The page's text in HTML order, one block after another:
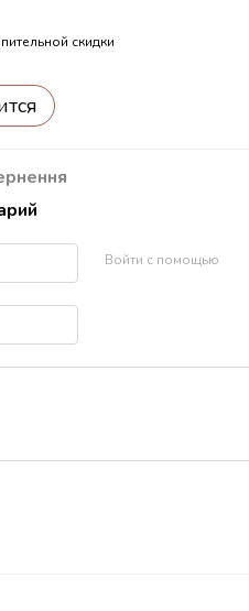
скидки
Войти с помощью